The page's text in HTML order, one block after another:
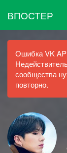
ВПОСТЕР
Ошибка VK
сообщества
повторно.